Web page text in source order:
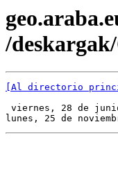
/
[Al directorio
viernes, 28 de
lunes, 25 de